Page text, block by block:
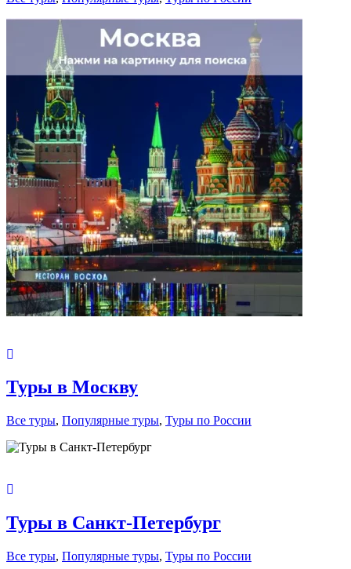
Туры в Москву
Все туры, Популярные туры, Туры по России
Туры в Санкт-Петербург
Все туры, Популярные туры, Туры по России